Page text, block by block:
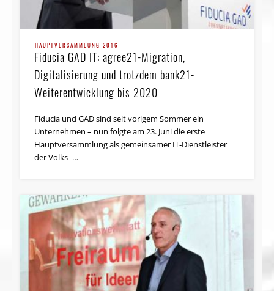
HAUPTVERSAMMLUNG 2016
Fiducia GAD IT: agree21-Migration,
Digitalisierung und trotzdem bank21-
Weiterentwicklung bis 2020
Fiducia und GAD sind seit vorigem Sommer ein
Unternehmen – nun folgte am 23. Juni die erste
Hauptversammlung als gemeinsamer IT‑Dienstleister
der Volks- …